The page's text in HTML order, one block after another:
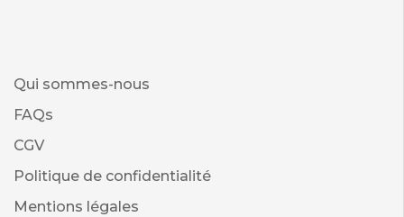
Qui sommes-nous
FAQs
CGV
Politique de confidentialité
Mentions légales